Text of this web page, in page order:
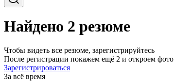
Найдено 2 резюме
Чтобы видеть все резюме, зарегистрируйтесь
После регистрации покажем ещё 2 и откроем фото
Зарегистрироваться
За всё время